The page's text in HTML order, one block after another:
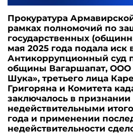
Прокуратура
рамках полномочий по
государственных
мая 2025 года подала иск
Антикоррупционный суд
общины Вагаршапат, ООО
Шука», третьего лица
Григоряна и Комитета
заключалось в признании
недействительными
года и применении
недействительности